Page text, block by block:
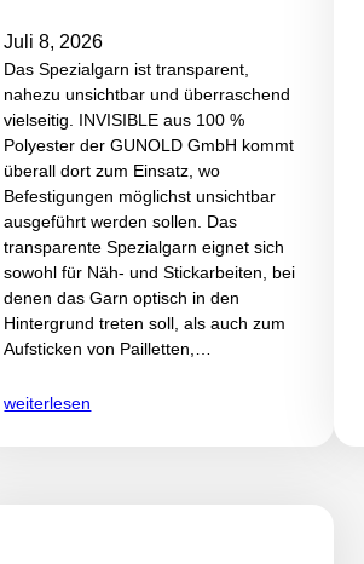
Juli 8, 2026
Das Spezialgarn ist transparent,
nahezu unsichtbar und überraschend
vielseitig. INVISIBLE aus 100 %
Polyester der GUNOLD GmbH kommt
überall dort zum Einsatz, wo
Befestigungen möglichst unsichtbar
ausgeführt werden sollen. Das
transparente Spezialgarn eignet sich
sowohl für Näh- und Stickarbeiten, bei
denen das Garn optisch in den
Hintergrund treten soll, als auch zum
Aufsticken von Pailletten,…
weiterlesen